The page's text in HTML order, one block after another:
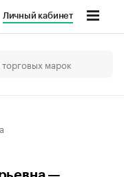
Личный кабинет